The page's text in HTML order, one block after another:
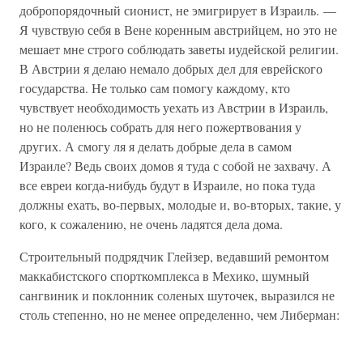
добропорядочный сионист, не эмигрирует в Израиль. —
Я чувствую себя в Вене коренным австрийцем, но это не
мешает мне строго соблюдать заветы иудейской религии.
В Австрии я делаю немало добрых дел для еврейского
государства. Не только сам помогу каждому, кто
чувствует необходимость уехать из Австрии в Израиль,
но не поленюсь собрать для него пожертвования у
других. А смогу ля я делать добрые дела в самом
Израиле? Ведь своих домов я туда с собой не захвачу. А
все евреи когда-нибудь будут в Израиле, но пока туда
должны ехать, во-первых, молодые и, во-вторых, такие, у
кого, к сожалению, не очень ладятся дела дома.
Строительный подрядчик Глейзер, ведавший ремонтом
маккабистского спорткомплекса в Мехико, шумный
сангвиник и поклонник соленых шуточек, выразился не
столь степенно, но не менее определенно, чем Либерман: